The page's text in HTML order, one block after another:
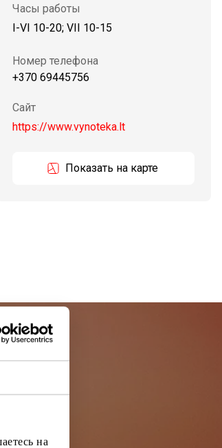
на
Часы работы
I-VI 10-20; VII 10-15
Номер телефона
+370 69445756
Сайт
https://www.vynoteka.lt
Показать на карте